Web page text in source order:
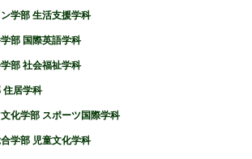
学部 生活支援学科
部 国際英語学科
部 社会福祉学科
住居学科
化学部 スポーツ国際学科
学部 児童文化学科